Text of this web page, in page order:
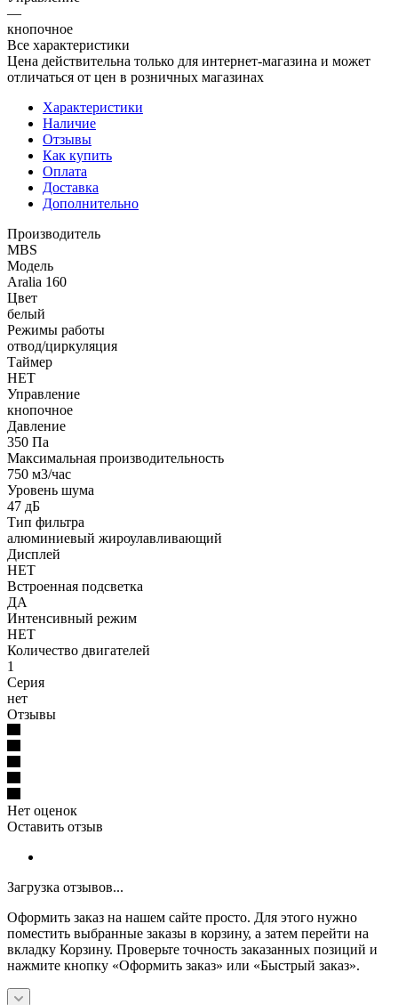
—
кнопочное
Все характеристики
Цена действительна только для интернет-магазина и может
отличаться от цен в розничных магазинах
Характеристики
Наличие
Отзывы
Как купить
Оплата
Доставка
Дополнительно
Производитель
MBS
Модель
Aralia 160
Цвет
белый
Режимы работы
отвод/циркуляция
Таймер
НЕТ
Управление
кнопочное
Давление
350 Па
Максимальная производительность
750 м3/час
Уровень шума
47 дБ
Тип фильтра
алюминиевый жироулавливающий
Дисплей
НЕТ
Встроенная подсветка
ДА
Интенсивный режим
НЕТ
Количество двигателей
1
Серия
нет
Отзывы
Нет оценок
Оставить отзыв
Загрузка отзывов...
Оформить заказ на нашем сайте просто. Для этого нужно
поместить выбранные заказы в корзину, а затем перейти на
вкладку Корзину. Проверьте точность заказанных позиций и
нажмите кнопку «Оформить заказ» или «Быстрый заказ».